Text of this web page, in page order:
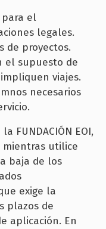
para el
legales.
de proyectos.
el supuesto de
viajes.
necesarios
FUNDACIÓN EOI,
mientras utilice
baja de los
exige la
plazos de
aplicación. En